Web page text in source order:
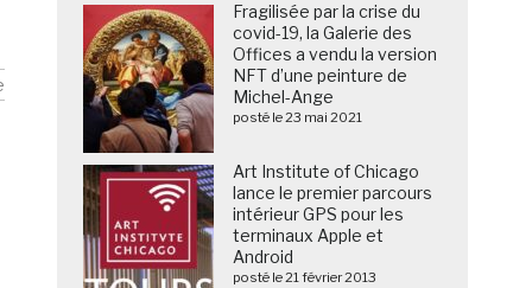
Fragilisée par la crise du
covid-19, la Galerie des
Offices a vendu la version
NFT d’une peinture de
Michel-Ange
posté le 23 mai 2021
Art Institute of Chicago
lance le premier parcours
intérieur GPS pour les
terminaux Apple et
Android
posté le 21 février 2013